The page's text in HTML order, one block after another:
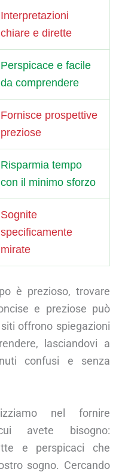
Interpretazioni
chiare e dirette
Perspicace e facile
da comprendere
Fornisce prospettive
preziose
Risparmia tempo
con il minimo sforzo
Sognite
specificamente
mirate
è prezioso, trovare
e preziose può
offrono spiegazioni
lasciandovi a
confusi e senza
nel fornire
avete bisogno:
e perspicaci che
sogno. Cercando